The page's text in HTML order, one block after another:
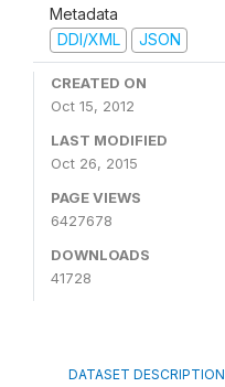
Metadata
DDI/XML
JSON
CREATED ON
Oct 15, 2012
LAST MODIFIED
Oct 26, 2015
PAGE VIEWS
6427678
DOWNLOADS
41728
DATASET DESCRIPTION